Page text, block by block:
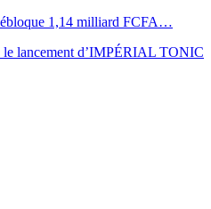
1,14 milliard FCFA…
le lancement d’IMPÉRIAL TONIC